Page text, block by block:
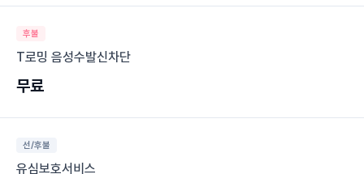
후불
T로밍 음성수발신차단
무료
선/후불
유심보호서비스